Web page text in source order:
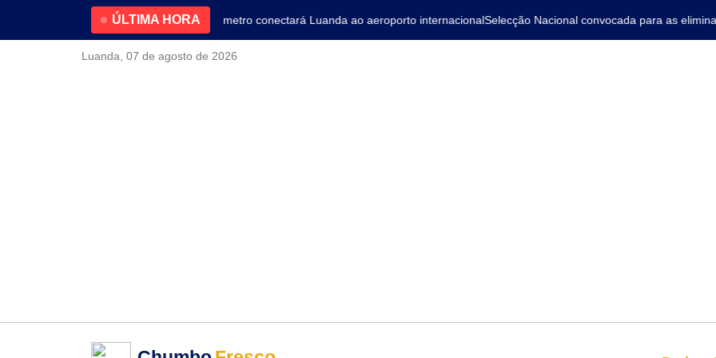
ÚLTIMA HORA
4.2% no primeiro trimestre Nova linha de metro conectará Luanda ao aeroporto internacionalSelecção Nacional convocada para as
Luanda, 07 de agosto de 2026